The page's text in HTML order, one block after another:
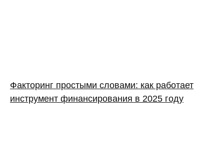
Факторинг простыми словами: как работает
инструмент финансирования в 2025 году